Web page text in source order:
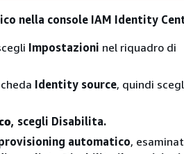
nella console IAM Identity
Impostazioni nel riquadro di
Identity source, quindi
, scegli Disabilita.
automatico,